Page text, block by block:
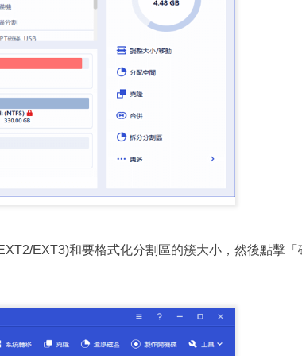
EXT3)和要格式化分割區的簇大小，然後點擊「